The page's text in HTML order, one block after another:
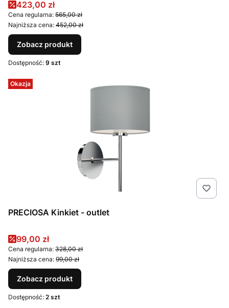
Cena promocyjna
423,00 zł
Cena regularna: 565,00 zł
Najniższa cena: 452,00 zł
Zobacz produkt
Dostępność: 9 szt
Okazja
PRECIOSA Kinkiet - outlet
Cena promocyjna
99,00 zł
Cena regularna: 328,00 zł
Najniższa cena: 99,00 zł
Zobacz produkt
Dostępność: 2 szt